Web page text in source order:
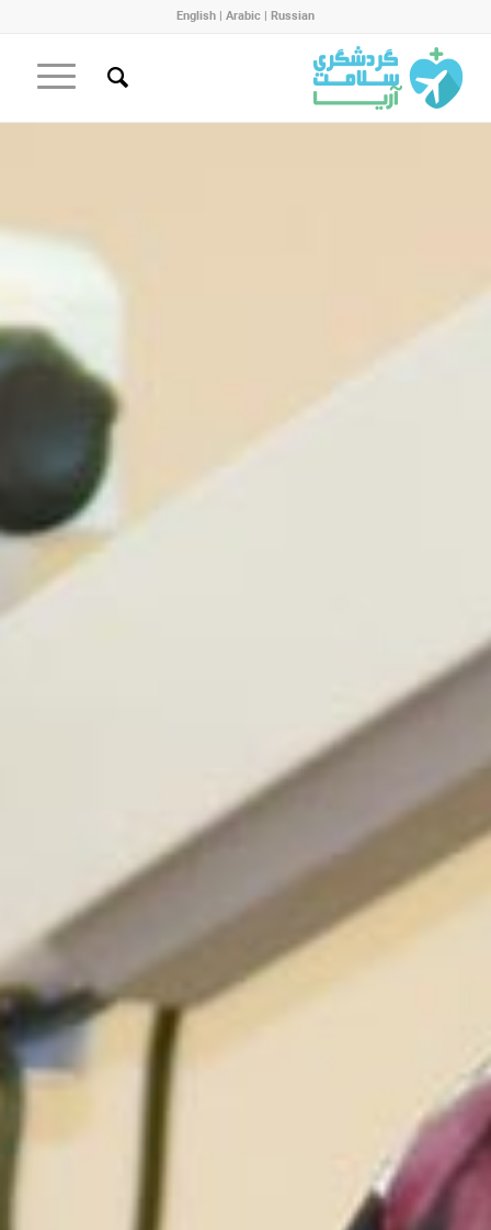
English | Arabic | Russian